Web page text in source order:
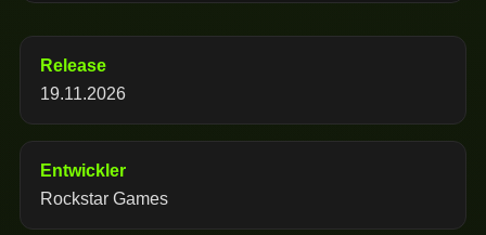
Release
19.11.2026
Entwickler
Rockstar Games